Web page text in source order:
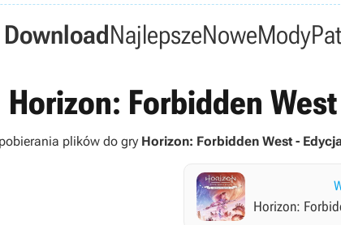
DownloadNajlepszeNoweMody
Horizon: Forbidden
plików do gry Horizon: Forbidden West -
Horizon: